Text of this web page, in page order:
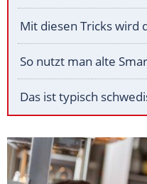
Mit diesen Tricks wird
So nutzt man alte
Das ist typisch